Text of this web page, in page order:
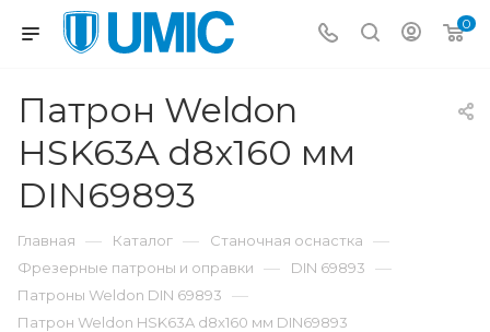
0
Патрон Weldon
HSK63A d8x160 мм
DIN69893
Главная — Каталог — Станочная оснастка —
Фрезерные патроны и оправки — DIN 69893 —
Патроны Weldon DIN 69893 —
Патрон Weldon HSK63A d8x160 мм DIN69893